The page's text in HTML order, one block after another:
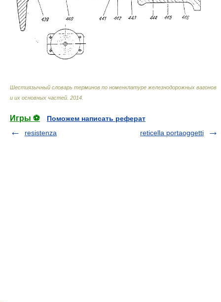
Шестиязычный словарь терминов по номенклатуре железнодорожных вагонов
и их основных частей 2014
Игры ⚽
Поможем написать реферат
resistenza
reticella portaoggetti